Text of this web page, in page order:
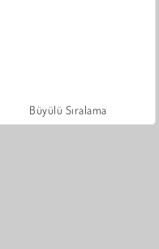
Büyülü Sıralama